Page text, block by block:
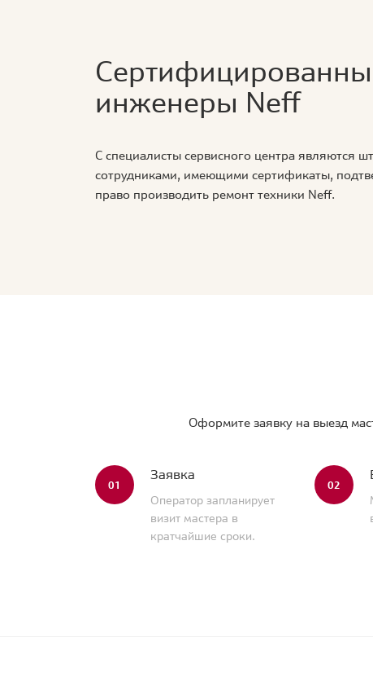
инженеры Neff
С специалисты сервисного центра являются
сотрудниками, имеющими сертификаты,
право производить ремонт техники Neff.
Оформите заявку на выезд
01
Заявка
Оператор запланирует
визит мастера в
кратчайшие сроки.
02